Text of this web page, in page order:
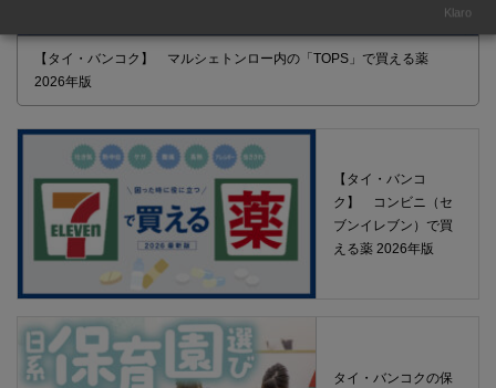
【タイ・バンコク】 マルシェトンロー内の「TOPS」で買える薬
2026年版
【タイ・バンコ
ク】 コンビニ（セ
ブンイレブン）で買
える薬 2026年版
タイ・バンコクの保
Klaro